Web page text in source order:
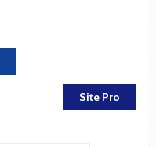
Site Pro